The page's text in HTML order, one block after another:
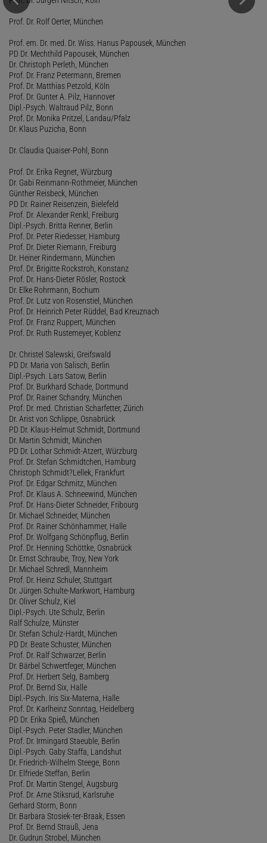
Prof. Dr. Rolf Oerter, München
Prof. em. Dr. med. Dr. Wiss. Hanus Papousek, München
PD Dr. Mechthild Papousek, München
Dr. Christoph Perleth, München
Prof. Dr. Franz Petermann, Bremen
Prof. Dr. Matthias Petzold, Köln
Prof. Dr. Gunter A. Pilz, Hannover
Dipl.-Psych. Waltraud Pilz, Bonn
Prof. Dr. Monika Pritzel, Landau/Pfalz
Dr. Klaus Puzicha, Bonn
Dr. Claudia Quaiser-Pohl, Bonn
Prof. Dr. Erika Regnet, Würzburg
Dr. Gabi Reinmann-Rothmeier, München
Günther Reisbeck, München
PD Dr. Rainer Reisenzein, Bielefeld
Prof. Dr. Alexander Renkl, Freiburg
Dipl.-Psych. Britta Renner, Berlin
Prof. Dr. Peter Riedesser, Hamburg
Prof. Dr. Dieter Riemann, Freiburg
Dr. Heiner Rindermann, München
Prof. Dr. Brigitte Rockstroh, Konstanz
Prof. Dr. Hans-Dieter Rösler, Rostock
Dr. Elke Rohrmann, Bochum
Prof. Dr. Lutz von Rosenstiel, München
Prof. Dr. Heinrich Peter Rüddel, Bad Kreuznach
Prof. Dr. Franz Ruppert, München
Prof. Dr. Ruth Rustemeyer, Koblenz
Dr. Christel Salewski, Greifswald
PD Dr. Maria von Salisch, Berlin
Dipl.-Psych. Lars Satow, Berlin
Prof. Dr. Burkhard Schade, Dortmund
Prof. Dr. Rainer Schandry, München
Prof. Dr. med. Christian Scharfetter, Zürich
Dr. Arist von Schlippe, Osnabrück
PD Dr. Klaus-Helmut Schmidt, Dortmund
Dr. Martin Schmidt, München
PD Dr. Lothar Schmidt-Atzert, Würzburg
Prof. Dr. Stefan Schmidtchen, Hamburg
Christoph Schmidt?Lellek, Frankfurt
Prof. Dr. Edgar Schmitz, München
Prof. Dr. Klaus A. Schneewind, München
Prof. Dr. Hans-Dieter Schneider, Fribourg
Dr. Michael Schneider, München
Prof. Dr. Rainer Schönhammer, Halle
Prof. Dr. Wolfgang Schönpflug, Berlin
Prof. Dr. Henning Schöttke, Osnabrück
Dr. Ernst Schraube, Troy, New York
Dr. Michael Schredl, Mannheim
Prof. Dr. Heinz Schuler, Stuttgart
Dr. Jürgen Schulte-Markwort, Hamburg
Dr. Oliver Schulz, Kiel
Dipl.-Psych. Ute Schulz, Berlin
Ralf Schulze, Münster
Dr. Stefan Schulz-Hardt, München
PD Dr. Beate Schuster, München
Prof. Dr. Ralf Schwarzer, Berlin
Dr. Bärbel Schwertfeger, München
Prof. Dr. Herbert Selg, Bamberg
Prof. Dr. Bernd Six, Halle
Dipl.-Psych. Iris Six-Materna, Halle
Prof. Dr. Karlheinz Sonntag, Heidelberg
PD Dr. Erika Spieß, München
Dipl.-Psych. Peter Stadler, München
Prof. Dr. Irmingard Staeuble, Berlin
Dipl.-Psych. Gaby Staffa, Landshut
Dr. Friedrich-Wilhelm Steege, Bonn
Dr. Elfriede Steffan, Berlin
Prof. Dr. Martin Stengel, Augsburg
Prof. Dr. Arne Stiksrud, Karlsruhe
Gerhard Storm, Bonn
Dr. Barbara Stosiek-ter-Braak, Essen
Prof. Dr. Bernd Strauß, Jena
Dr. Gudrun Strobel, München